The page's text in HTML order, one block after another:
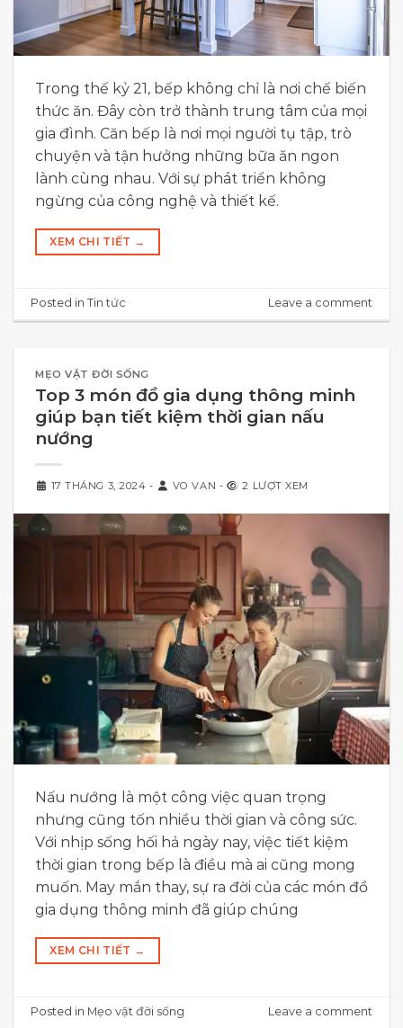
Trong thế kỷ 21, bếp không chỉ là nơi chế biến
thức ăn. Đây còn trở thành trung tâm của mọi
gia đình. Căn bếp là nơi mọi người tụ tập, trò
chuyện và tận hưởng những bữa ăn ngon
lành cùng nhau. Với sự phát triển không
ngừng của công nghệ và thiết kế.
XEM CHI TIẾT →
Posted inTin tức Leave a comment
MẸO VẶT ĐỜI SỐNG
Top 3 món đồ gia dụng thông minh
giúp bạn tiết kiệm thời gian nấu
nướng
17 THÁNG 3, 2024 - VO VAN - 2 LƯỢT XEM
Nấu nướng là một công việc quan trọng
nhưng cũng tốn nhiều thời gian và công sức.
Với nhịp sống hối hả ngày nay, việc tiết kiệm
thời gian trong bếp là điều mà ai cũng mong
muốn. May mắn thay, sự ra đời của các món đồ
gia dụng thông minh đã giúp chúng
XEM CHI TIẾT →
Posted in Mẹo vặt đời sống Leave a comment